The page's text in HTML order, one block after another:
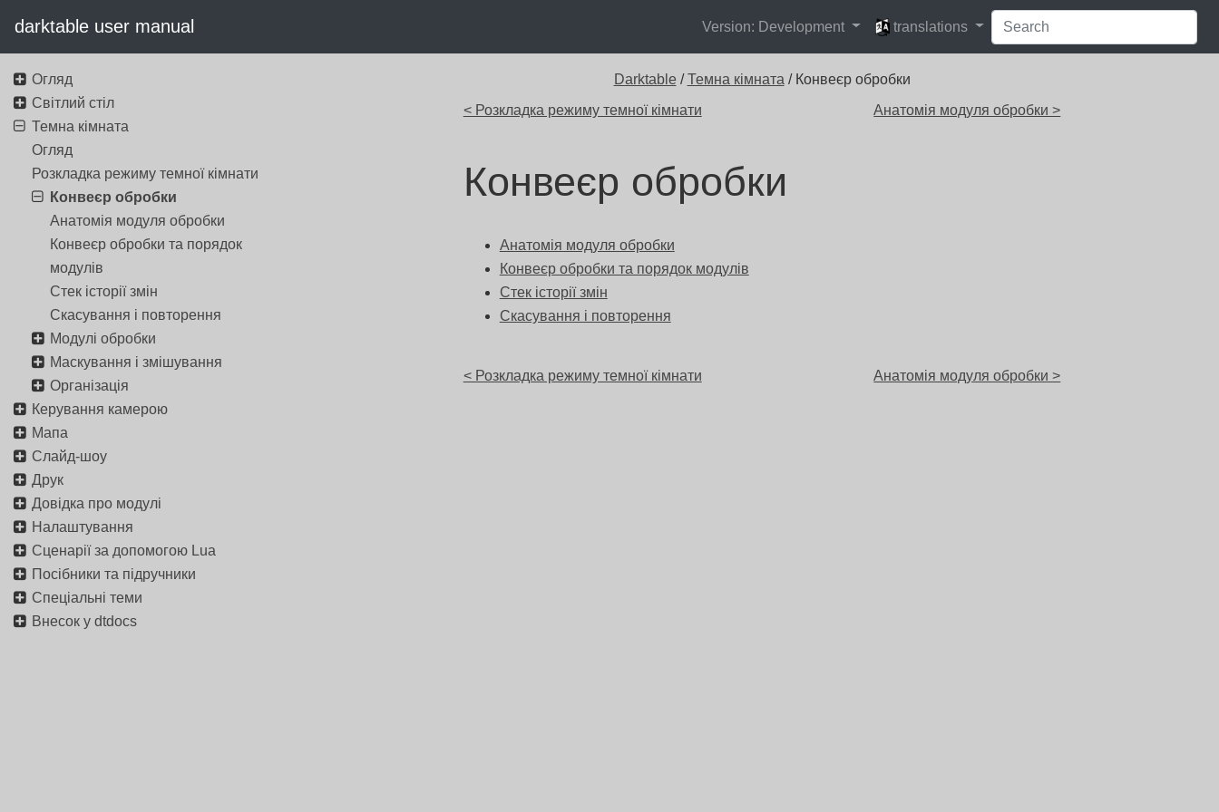
darktable user manual Version: Development
languages
translations
Darktable /Темна кімната / Конвеєр обробки
< Розкладка режиму темної кімнати
Анатомія модуля обробки >
Конвеєр обробки
Анатомія модуля обробки
Конвеєр обробки та порядок модулів
Стек історії змін
Скасування і повторення
< Розкладка режиму темної кімнати Анатомія модуля обробки >
Огляд
Світлий стіл
Темна кімната
Огляд
Розкладка режиму темної кімнати
Конвеєр обробки
Анатомія модуля обробки
Конвеєр обробки та порядок
модулів
Стек історії змін
Скасування і повторення
Модулі обробки
Маскування і змішування
Організація
Керування камерою
Мапа
Слайд-шоу
Друк
Довідка про модулі
Налаштування
Сценарії за допомогою Lua
Посібники та підручники
Спеціальні теми
Внесок у dtdocs